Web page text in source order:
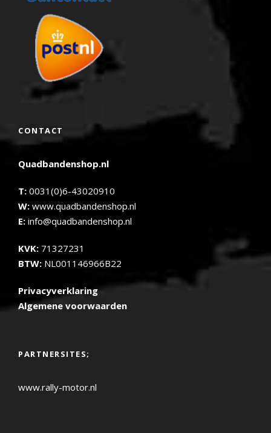
CONTACT
Quadbandenshop.nl
T: 0031(0)6-43020910
W: www.quadbandenshop.nl
E: info@quadbandenshop.nl
KVK: 71327231
BTW: NL001146966B22
Privacyverklaring
Algemene voorwaarden
PARTNERSITES;
www.rally-motor.nl